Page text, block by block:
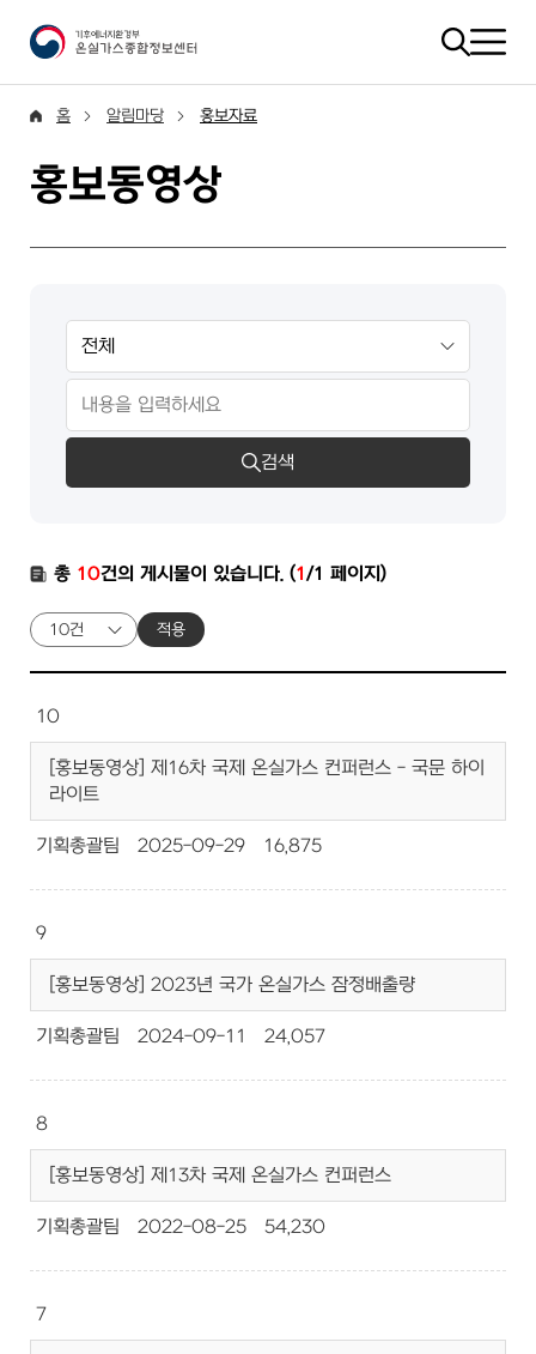
홈 알림마당 홍보자료
홍보동영상
검색
총 10건의 게시물이 있습니다. (1/1 페이지)
적용
10
[홍보동영상] 제16차 국제 온실가스 컨퍼런스 - 국문 하이
라이트
기획총괄팀 2025-09-29 16,875
9
[홍보동영상] 2023년 국가 온실가스 잠정배출량
기획총괄팀 2024-09-11 24,057
8
[홍보동영상] 제13차 국제 온실가스 컨퍼런스
기획총괄팀 2022-08-25 54,230
7